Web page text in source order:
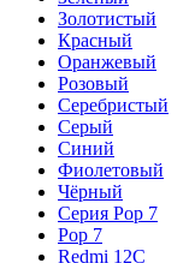
Золотистый
Красный
Оранжевый
Розовый
Серебристый
Серый
Синий
Фиолетовый
Чёрный
Серия Pop 7
Pop 7
Redmi 12C